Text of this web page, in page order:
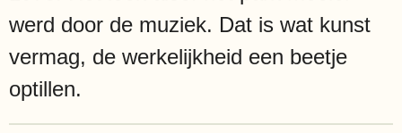
werd door de muziek. Dat is wat kunst
vermag, de werkelijkheid een beetje
optillen.